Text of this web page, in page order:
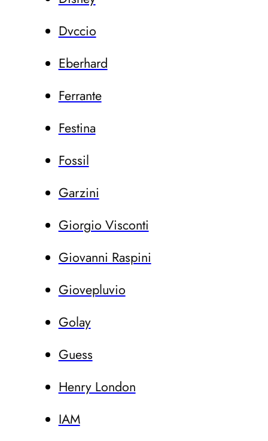
Dvccio
Eberhard
Ferrante
Festina
Fossil
Garzini
Giorgio Visconti
Giovanni Raspini
Giovepluvio
Golay
Guess
Henry London
IAM